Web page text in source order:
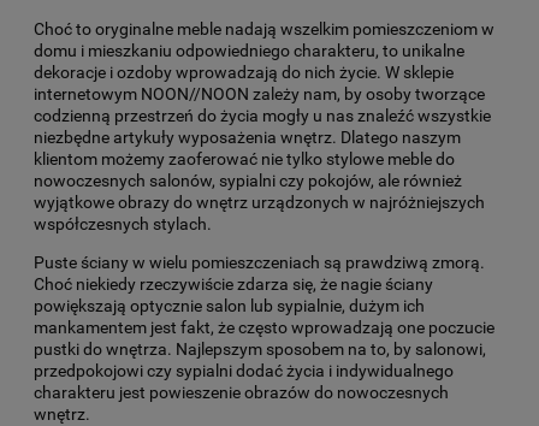
Choć to oryginalne meble nadają wszelkim pomieszczeniom w
domu i mieszkaniu odpowiedniego charakteru, to unikalne
dekoracje i ozdoby wprowadzają do nich życie. W sklepie
internetowym NOON//NOON zależy nam, by osoby tworzące
codzienną przestrzeń do życia mogły u nas znaleźć wszystkie
niezbędne artykuły wyposażenia wnętrz. Dlatego naszym
klientom możemy zaoferować nie tylko stylowe meble do
nowoczesnych salonów, sypialni czy pokojów, ale również
wyjątkowe obrazy do wnętrz urządzonych w najróżniejszych
współczesnych stylach.
Puste ściany w wielu pomieszczeniach są prawdziwą zmorą.
Choć niekiedy rzeczywiście zdarza się, że nagie ściany
powiększają optycznie salon lub sypialnie, dużym ich
mankamentem jest fakt, że często wprowadzają one poczucie
pustki do wnętrza. Najlepszym sposobem na to, by salonowi,
przedpokojowi czy sypialni dodać życia i indywidualnego
charakteru jest powieszenie obrazów do nowoczesnych
wnętrz.